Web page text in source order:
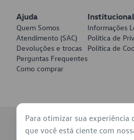
Virtus 2018 - 2022
Voyage 2009 - 2011
Ajuda
Quem Somos
Atendimento (SAC)
Devoluções e trocas
Perguntas Frequentes
Como comprar
Institucional
Informações
Política de
Política de
© 2026 - Volkswagen do Brasil -
Para otimizar sua experiência
que você está ciente com